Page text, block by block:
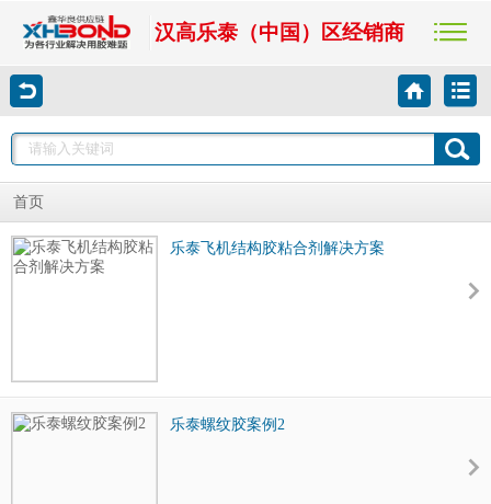
汉高乐泰（中国）区经销商
首页
乐泰飞机结构胶粘合剂解决方案
乐泰螺纹胶案例2